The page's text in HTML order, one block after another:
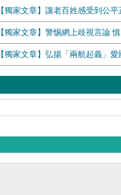
【獨家文章】讓老百姓感受到公平
【獨家文章】警惕網上歧視言論
【獨家文章】弘揚「兩航起義」愛